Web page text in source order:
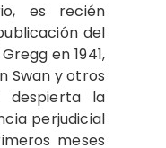
es recién
del
en 1941,
Swan y otros
despierta la
perjudicial
meses